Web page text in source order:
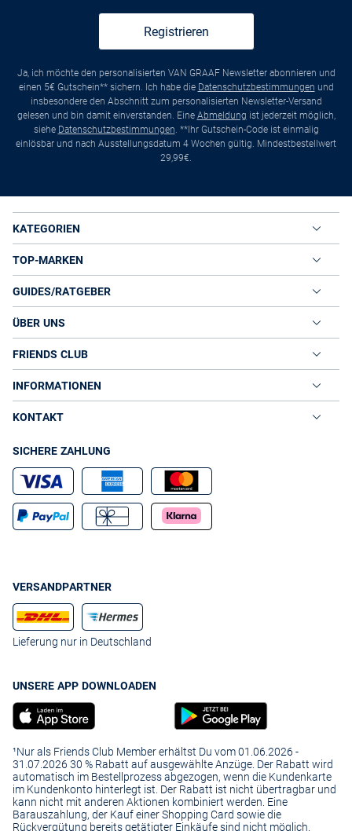
Registrieren
Ja, ich möchte den personalisierten VAN GRAAF Newsletter abonnieren und
einen 5€ Gutschein** sichern. Ich habe die Datenschutzbestimmungen und
insbesondere den Abschnitt zum personalisierten Newsletter-Versand
gelesen und bin damit einverstanden. Eine Abmeldung ist jederzeit möglich,
siehe Datenschutzbestimmungen. **Ihr Gutschein-Code ist einmalig
einlösbar und nach Ausstellungsdatum 4 Wochen gültig. Mindestbestellwert
29,99€.
KATEGORIEN
TOP-MARKEN
GUIDES/RATGEBER
ÜBER UNS
FRIENDS CLUB
INFORMATIONEN
KONTAKT
SICHERE ZAHLUNG
VERSANDPARTNER
Lieferung nur in Deutschland
UNSERE APP DOWNLOADEN
¹Nur als Friends Club Member erhältst Du vom 01.06.2026 -
31.07.2026 30 % Rabatt auf ausgewählte Anzüge. Der Rabatt wird
automatisch im Bestellprozess abgezogen, wenn die Kundenkarte
im Kundenkonto hinterlegt ist. Der Rabatt ist nicht übertragbar und
kann nicht mit anderen Aktionen kombiniert werden. Eine
Barauszahlung, der Kauf einer Shopping Card sowie die
Rückvergütung bereits getätigter Einkäufe sind nicht möglich.